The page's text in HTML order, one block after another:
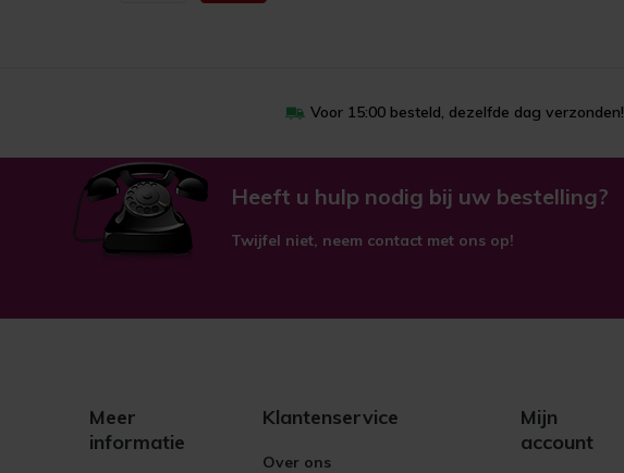
Voor 15:00 besteld, dezelfde dag verzonden!
Heeft u hulp nodig bij uw bestelling?
Twijfel niet, neem contact met ons op!
Meer
informatie
Klantenservice
Over ons
Mijn
account